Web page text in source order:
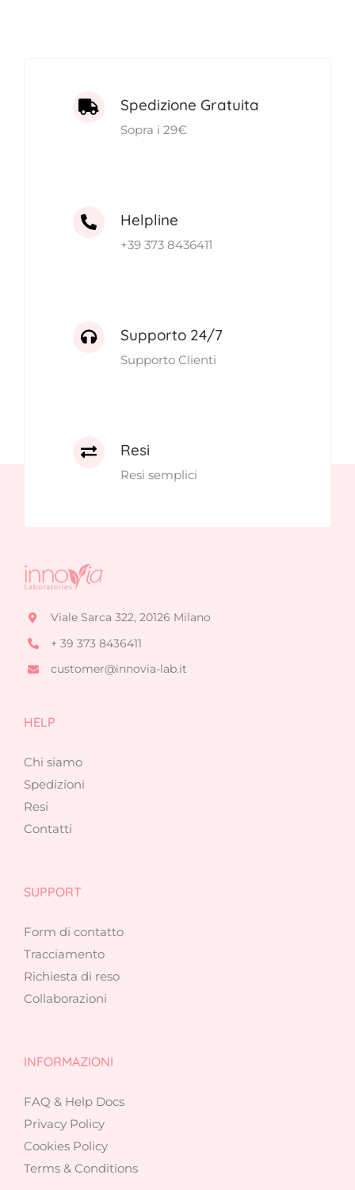
Spedizione Gratuita
Sopra i 29€
Helpline
+39 373 8436411
Supporto 24/7
Supporto Clienti
Resi
Resi semplici
Viale Sarca 322, 20126 Milano
+ 39 373 8436411
customer@innovia-lab.it
HELP
Chi siamo
Spedizioni
Resi
Contatti
SUPPORT
Form di contatto
Tracciamento
Richiesta di reso
Collaborazioni
INFORMAZIONI
FAQ & Help Docs
Privacy Policy
Cookies Policy
Terms & Conditions